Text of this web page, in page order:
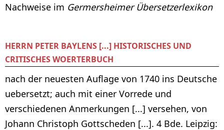
Nachweise im Germersheimer Übersetzerlexikon
HERRN PETER BAYLENS [...] HISTORISCHES UND
CRITISCHES WOERTERBUCH
nach der neuesten Auflage von 1740 ins Deutsche
uebersetzt; auch mit einer Vorrede und
verschiedenen Anmerkungen [...] versehen, von
Johann Christoph Gottscheden [...]. 4 Bde. Leipzig: